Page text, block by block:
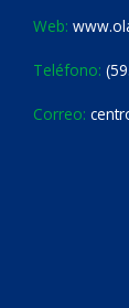
Web:
Teléfono:
Correo: